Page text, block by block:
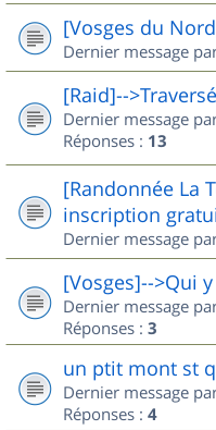
[Vosges du
Dernier message
[Raid]--
Dernier message
Réponses : 13
[Randonnée La
inscription
Dernier message
[Vosges]-->Qui
Dernier message
Réponses : 3
un ptit mont st
Dernier message
Réponses : 4